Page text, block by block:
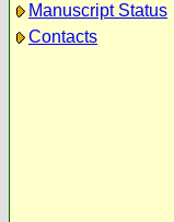
Manuscript Status
Contacts